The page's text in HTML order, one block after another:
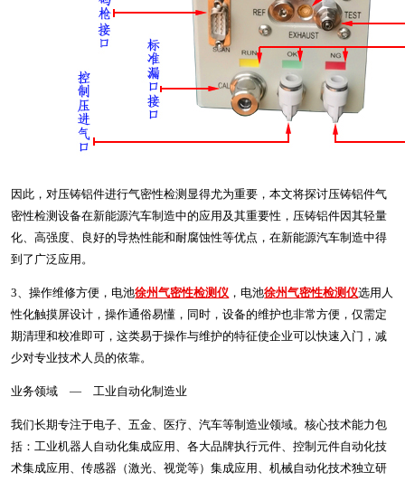
因此，对压铸铝件进行气密性检测显得尤为重要，本文将探讨压铸铝件气
密性检测设备在新能源汽车制造中的应用及其重要性，压铸铝件因其轻量
化、高强度、良好的导热性能和耐腐蚀性等优点，在新能源汽车制造中得
到了广泛应用。
3、操作维修方便，电池徐州气密性检测仪 ，电池徐州气密性检测仪选用人
性化触摸屏设计，操作通俗易懂，同时，设备的维护也非常方便，仅需定
期清理和校准即可，这类易于操作与维护的特征使企业可以快速入门，减
少对专业技术人员的依靠。
业务领域 — 工业自动化制造业
我们长期专注于电子、五金、医疗、汽车等制造业领域。核心技术能力包
括：工业机器人自动化集成应用、各大品牌执行元件、控制元件自动化技
术集成应用、传感器（激光、视觉等）集成应用、机械自动化技术独立研